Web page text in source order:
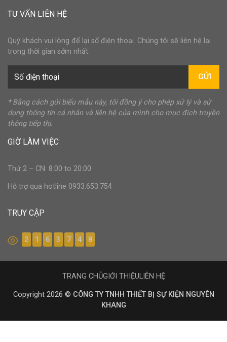
TƯ VẤN LIÊN HỆ
Quý khách vui lòng để lại số điện thoại. Chúng tôi sẽ liên hệ lại
trong thời gian sớm nhất.
GỬI
* Bằng cách gửi biểu mẫu này, tôi đồng ý cho phép xử lý và sử
dụng thông tin cá nhân và liên hệ của mình cho mục đích truyền
thông tiếp thị.
GIỜ LÀM VIỆC
Thứ 2 – CN: 8:00 to 20:00
Hỗ trợ qua hotline 0933.653.754
TRUY CẬP
2 1 6 3 7 4 8
Copyright 2026 © CÔNG TY TNHH THIẾT BỊ SỰ KIỆN NGUYÊN
KHANG
TRANG CHỦGIỚI THIỆULIÊN HỆ